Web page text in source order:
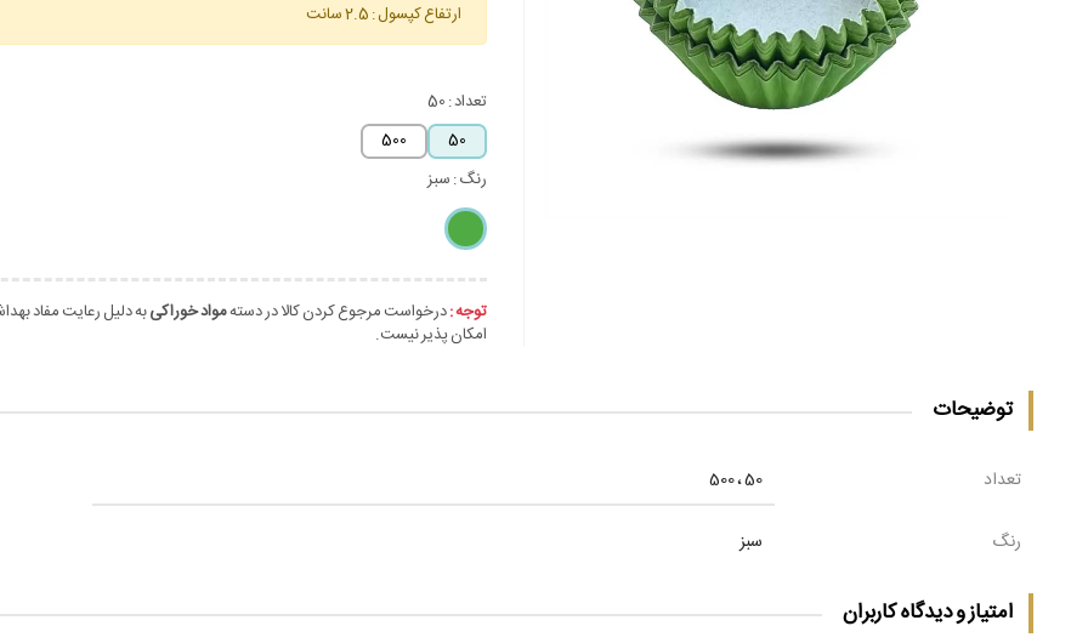
ارتفاع کپسول : 2.5 سانت
تعداد :50
50
500
رنگ :سبز
توجه :درخواست مرجوع کردن کالا در دستهمواد خوراکیبه دلیل رعایت مفاد
امکان پذیر نیست.
توضیحات
تعداد 50 ، 500
رنگ سبز
امتیاز و دیدگاه کاربران